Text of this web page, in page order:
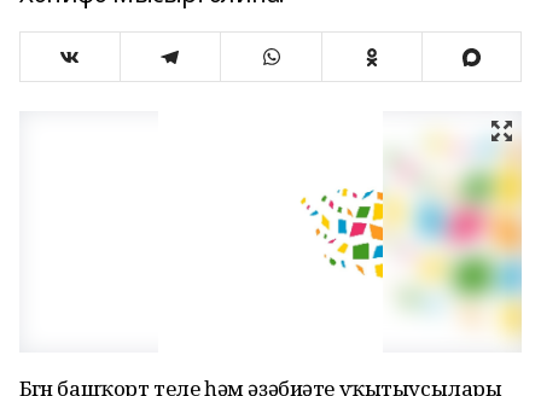
Бөгөн башҡорт теле һәм әҙәбиәте уҡытыусылары